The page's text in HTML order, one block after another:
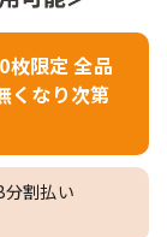
枚限定 全品
くなり次第
割払い